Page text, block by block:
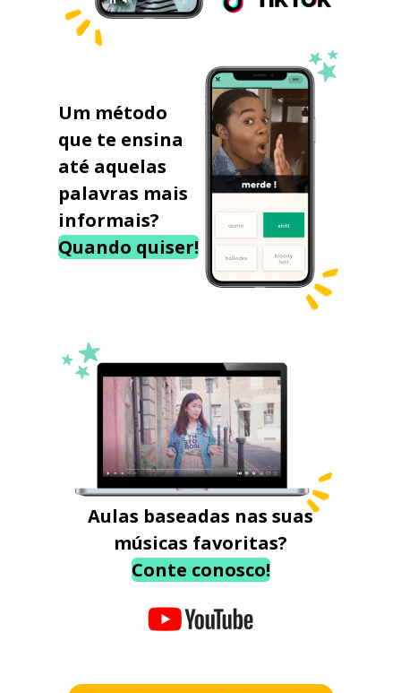
Um método
que te ensina
até aquelas
palavras mais
informais?
Quando quiser!
Aulas baseadas nas suas
músicas favoritas?
Conte conosco!